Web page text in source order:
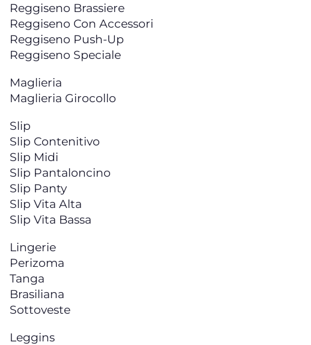
Reggiseno Brassiere
Reggiseno Con Accessori
Reggiseno Push-Up
Reggiseno Speciale
Maglieria
Maglieria Girocollo
Slip
Slip Contenitivo
Slip Midi
Slip Pantaloncino
Slip Panty
Slip Vita Alta
Slip Vita Bassa
Lingerie
Perizoma
Tanga
Brasiliana
Sottoveste
Leggins